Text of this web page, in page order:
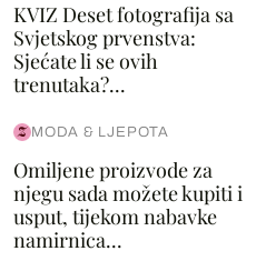
KVIZ Deset fotografija sa
Svjetskog prvenstva:
Sjećate li se ovih
trenutaka?...
MODA & LJEPOTA
Omiljene proizvode za
njegu sada možete kupiti i
usput, tijekom nabavke
namirnica...